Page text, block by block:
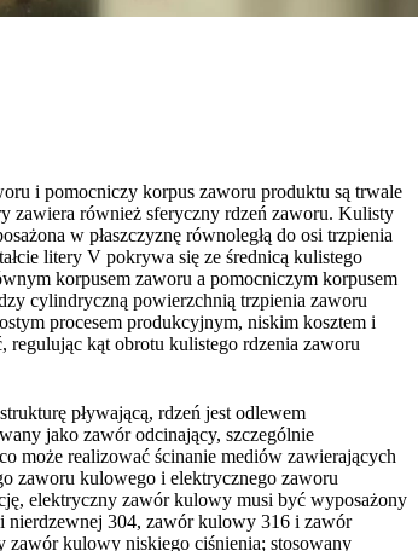
i pomocniczy korpus zaworu produktu są trwale
zawiera również sferyczny rdzeń zaworu. Kulisty
w płaszczyznę równoległą do osi trzpienia
litery V pokrywa się ze średnicą kulistego
korpusem zaworu a pomocniczym korpusem
cylindryczną powierzchnią trzpienia zaworu
procesem produkcyjnym, niskim kosztem i
kąt obrotu kulistego rdzenia zaworu
pływającą, rdzeń jest odlewem
jako zawór odcinający, szczególnie
może realizować ścinanie mediów zawierających
zaworu kulowego i elektrycznego zaworu
elektryczny zawór kulowy musi być wyposażony
nierdzewnej 304, zawór kulowy 316 i zawór
kulowy niskiego ciśnienia; stosowany